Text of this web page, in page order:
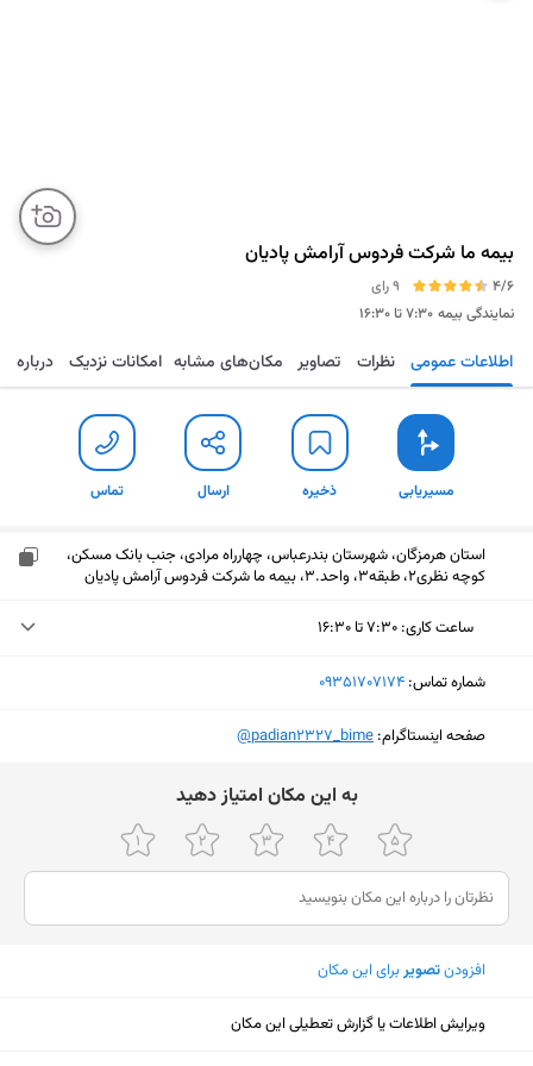
بیمه ما شرکت فردوس آرامش پادیان
4/6
9 رای
نمایندگی بیمه ۷:۳۰ تا ۱۶:۳۰
مسیریابی ذخیره ارسال تماس اطلاعات عمومی نظرات تصاویر مکان‌های مشابه امکانات نزدیک درباره
مسیریابی ذخیره ارسال تماس
استان هرمزگان، شهرستان بندرعباس، چهارراه مرادی، جنب بانک مسکن،
کوچه نظری۲، طبقه۳، واحد.۳، بیمه ما شرکت فردوس آرامش پادیان
ساعت کاری: ۷:۳۰ تا ۱۶:۳۰
یکشنبه (امروز)
پنجشنبه
۷:۳۰ تا ۱۴:۳۰
جمعه
تعطیل
شنبه
شماره تماس: ‎09351707174
صفحه اینستاگرام: ‎@padian2327_bime
ﺑﻪ اﯾﻦ ﻣﮑﺎن اﻣﺘﯿﺎز دﻫﯿﺪ
افزودنتصویربرای این مکان
ویرایش اطلاعات یا گزارش تعطیلی این مکان